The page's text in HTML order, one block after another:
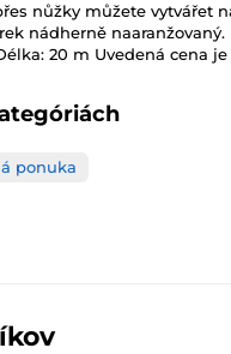
nůžky můžete vytvářet
nádherně naaranžovaný.
20 m Uvedená cena je
ponuka